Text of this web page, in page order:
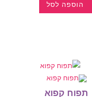
הוספה לסל
תפוח קפוא